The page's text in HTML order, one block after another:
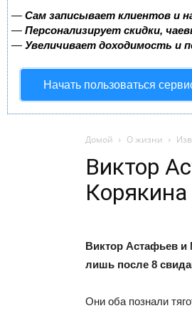
— Сам записывает клиентов и
— Персонализирует скидки,
— Увеличивает доходимость и
Начать пользоваться
Домой О жизни
Виктор
Виктор Астафьев
лишь после 8
Они оба познали